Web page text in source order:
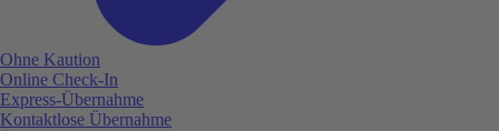
Ohne Kaution
Online Check-In
Express-Übernahme
Kontaktlose Übernahme